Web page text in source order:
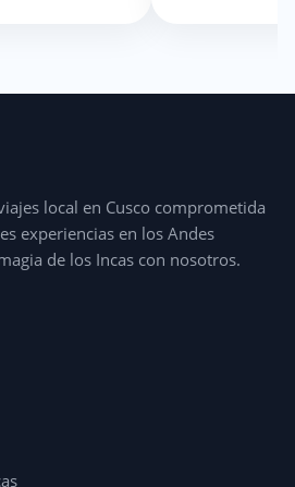
local en Cusco comprometida
experiencias en los Andes
de los Incas con nosotros.